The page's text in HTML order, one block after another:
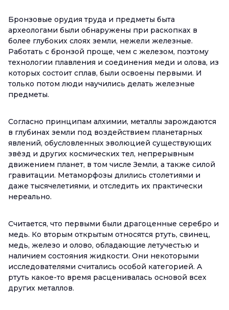
Бронзовые орудия труда и предметы быта
археологами были обнаружены при раскопках в
более глубоких слоях земли, нежели железные.
Работать с бронзой проще, чем с железом, поэтому
технологии плавления и соединения меди и олова, из
которых состоит сплав, были освоены первыми. И
только потом люди научились делать железные
предметы.
Согласно принципам алхимии, металлы зарождаются
в глубинах земли под воздействием планетарных
явлений, обусловленных эволюцией существующих
звёзд и других космических тел, непрерывным
движением планет, в том числе Земли, а также силой
гравитации. Метаморфозы длились столетиями и
даже тысячелетиями, и отследить их практически
нереально.
Считается, что первыми были драгоценные серебро и
медь. Ко вторым открытым относятся ртуть, свинец,
медь, железо и олово, обладающие летучестью и
наличием состояния жидкости. Они некоторыми
исследователями считались особой категорией. А
ртуть какое-то время расценивалась основой всех
других металлов.